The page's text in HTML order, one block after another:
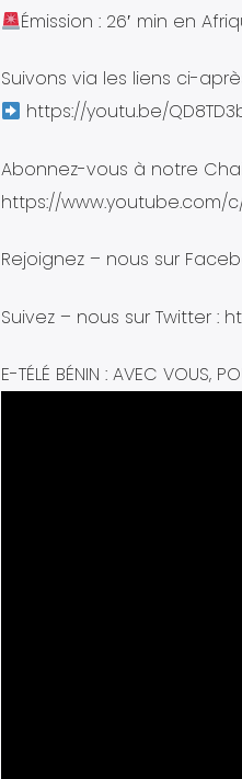
Émission : 26′ min en
Suivons via les liens ci-
https://youtu.be/
Abonnez-vous à notre
https://www.youtube.com/c/
Rejoignez – nous sur
Suivez – nous sur Twitter :
E-TÉLÉ BÉNIN : AVEC VOUS,